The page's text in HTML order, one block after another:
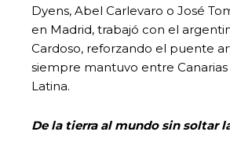
Dyens, Abel Carlevaro o José
en Madrid, trabajó con el
Cardoso, reforzando el puente
siempre mantuvo entre
Latina.
De la tierra al mundo sin soltar